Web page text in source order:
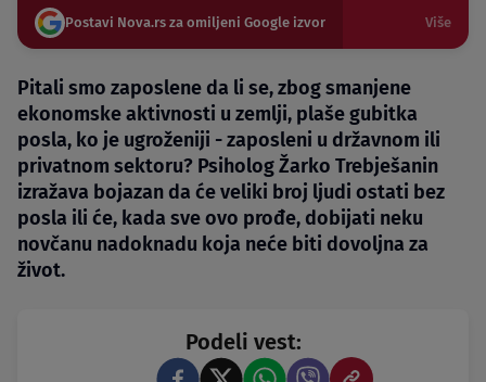
Postavi Nova.rs za omiljeni Google izvor Više
Pitali smo zaposlene da li se, zbog smanjene
ekonomske aktivnosti u zemlji, plaše gubitka
posla, ko je ugroženiji - zaposleni u državnom ili
privatnom sektoru? Psiholog Žarko Trebješanin
izražava bojazan da će veliki broj ljudi ostati bez
posla ili će, kada sve ovo prođe, dobijati neku
novčanu nadoknadu koja neće biti dovoljna za
život.
Podeli vest: